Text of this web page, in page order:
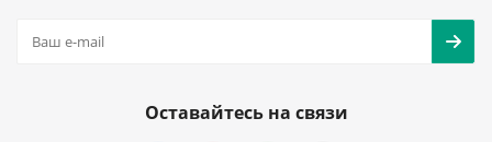
Оставайтесь на связи